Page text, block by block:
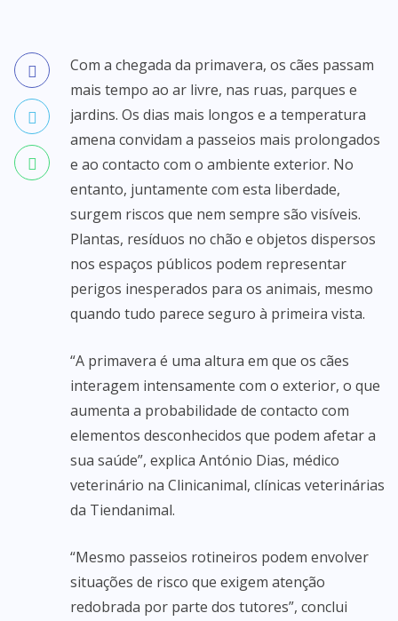
Com a chegada da primavera, os cães passam
mais tempo ao ar livre, nas ruas, parques e
jardins. Os dias mais longos e a temperatura
amena convidam a passeios mais prolongados
e ao contacto com o ambiente exterior. No
entanto, juntamente com esta liberdade,
surgem riscos que nem sempre são visíveis.
Plantas, resíduos no chão e objetos dispersos
nos espaços públicos podem representar
perigos inesperados para os animais, mesmo
quando tudo parece seguro à primeira vista.
“A primavera é uma altura em que os cães
interagem intensamente com o exterior, o que
aumenta a probabilidade de contacto com
elementos desconhecidos que podem afetar a
sua saúde”, explica António Dias, médico
veterinário na Clinicanimal, clínicas veterinárias
da Tiendanimal.
“Mesmo passeios rotineiros podem envolver
situações de risco que exigem atenção
redobrada por parte dos tutores”, conclui